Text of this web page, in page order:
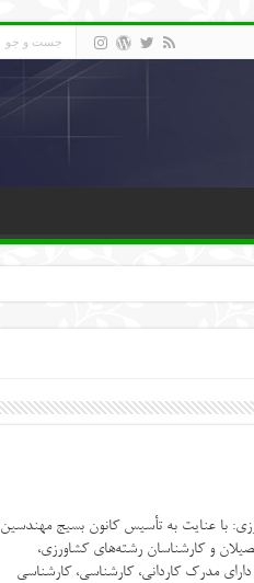
با عنایت به تأسیس کانون بسیج مهندسین
و کارشناسان رشته‌های کشاورزی،
مدرک کاردانی، کارشناسی، کارشناسی